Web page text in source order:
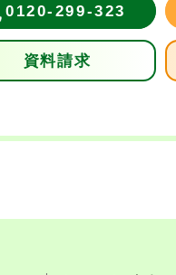
0120-299-323
資料請求